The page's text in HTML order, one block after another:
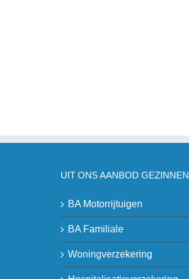
UIT ONS AANBOD GEZINNEN
BA Motorrijtuigen
BA Familiale
Woningverzekering